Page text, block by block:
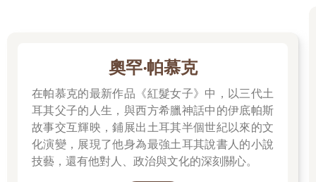
奧罕‧帕慕克
在帕慕克的最新作品《紅髮女子》中，以三代土
耳其父子的人生，與西方希臘神話中的伊底帕斯
故事交互輝映，鋪展出土耳其半個世紀以來的文
化演變，展現了他身為最強土耳其說書人的小說
技藝，還有他對人、政治與文化的深刻關心。